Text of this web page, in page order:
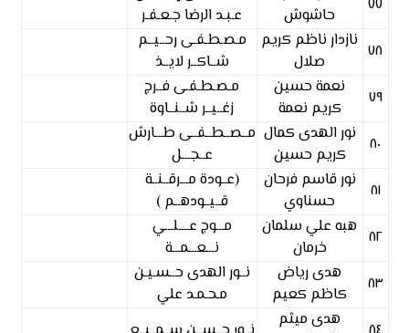
٧٧
حاشوش
عـبـد الرضا جـعـفـر
٧٨ نازدار ناظم كريم
صلال
مـصـطـفـى رحــيــم
شــاكــر لايــذ
٧٩
نعمة حسين
كريم نعمة
مـصـطـفـى فــرج
زغــيــر شــنــاوة
٨٠
نور الهدى كمال
كريم حسين
مــصــطــفــى طـــارش
عــجـــل
٨١
نور قاسم فرحان
حسناوي
(عــودة مـــرقــنــة
قــيــودهــم )
٨٢ هبه علي سلمان
خرمان
مـــوج عــــلـــي
نـــعـــمـــة
٨٣
هدى رياض
كاظم كعيم
نــور الهدى حــسـيـن
مـحـمـد علي
هدى ميثم